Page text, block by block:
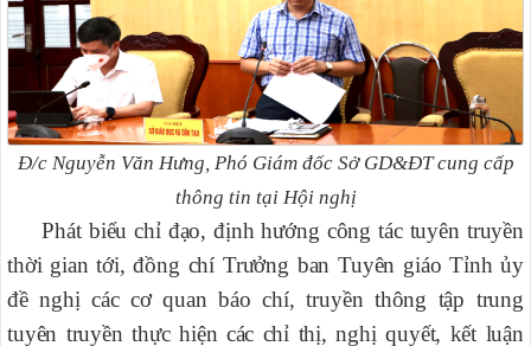
Đ/c Nguyễn Văn Hưng, Phó Giám đốc Sở GD&ĐT cung cấp
thông tin tại Hội nghị
Phát biểu chỉ đạo, định hướng công tác tuyên truyền
thời gian tới, đồng chí Trưởng ban Tuyên giáo Tỉnh ủy
đề nghị các cơ quan báo chí, truyền thông tập trung
tuyên truyền thực hiện các chỉ thị, nghị quyết, kết luận